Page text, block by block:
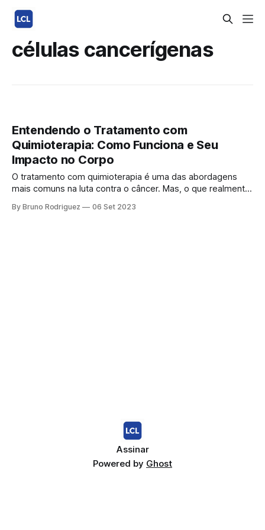
células cancerígenas
Entendendo o Tratamento com
Quimioterapia: Como Funciona e Seu
Impacto no Corpo
O tratamento com quimioterapia é uma das abordagens
mais comuns na luta contra o câncer. Mas, o que realmente
Neste artigo, vamos desvendar os principais aspectos da
By Bruno Rodriguez 06 Set 2023
Assinar
Powered by Ghost